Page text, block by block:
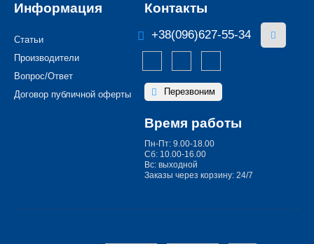
Информация
Статьи
Производители
Вопрос/Ответ
Договор публичной оферты
Контакты
+38(096)627-55-34
Перезвоним
Время работы
Пн-Пт: 9.00-18.00
Сб: 10.00-16.00
Вс: выходной
Заказы через корзину: 24/7